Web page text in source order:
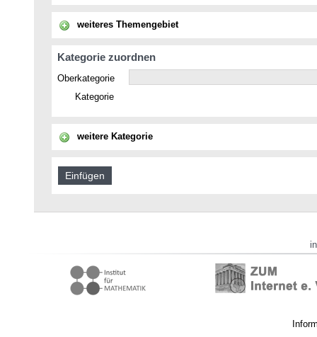
weiteres Themengebiet
Kategorie zuordnen
Oberkategorie
Kategorie
weitere Kategorie